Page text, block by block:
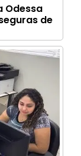
Odessa
de